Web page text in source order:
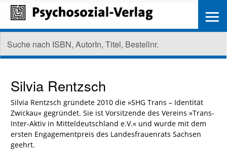
Silvia Rentzsch
Silvia Rentzsch gründete 2010 die »SHG Trans – Identität
Zwickau« gegründet. Sie ist Vorsitzende des Vereins »Trans-
Inter-Aktiv in Mitteldeutschland e.V.« und wurde mit dem
ersten Engagementpreis des Landesfrauenrats Sachsen
geehrt.
≡